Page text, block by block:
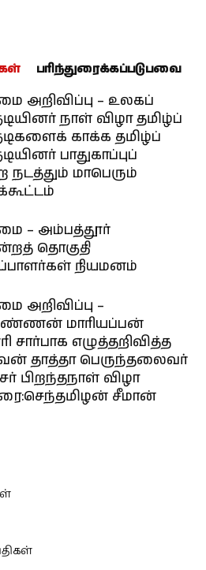
பரிந்துரைக்கப்படுபவை
அறிவிப்பு – உலகப்
நாள் விழா தமிழ்ப்
காக்க தமிழ்ப்
பாதுகாப்புப்
நடத்தும் மாபெரும்
– அம்பத்தூர்
தொகுதி
நியமனம்
அறிவிப்பு –
மாரியப்பன்
சார்பாக எழுத்தறிவித்த
தாத்தா பெருந்தலைவர்
பிறந்தநாள் விழா
சீமான்